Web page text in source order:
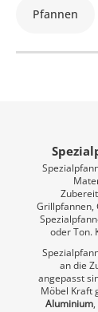
Pfannen
Grillpfannen,
oder Ton.
an die
angepasst
Möbel Kraft
Aluminium,